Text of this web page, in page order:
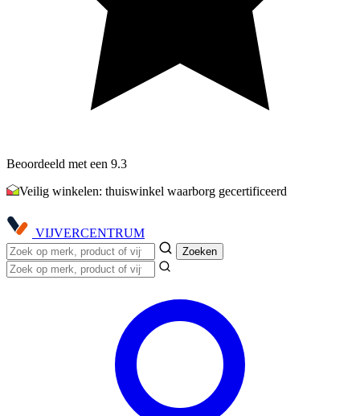
Beoordeeld met een 9.3
Veilig winkelen: thuiswinkel waarborg gecertificeerd
VIJVERCENTRUM
Zoeken